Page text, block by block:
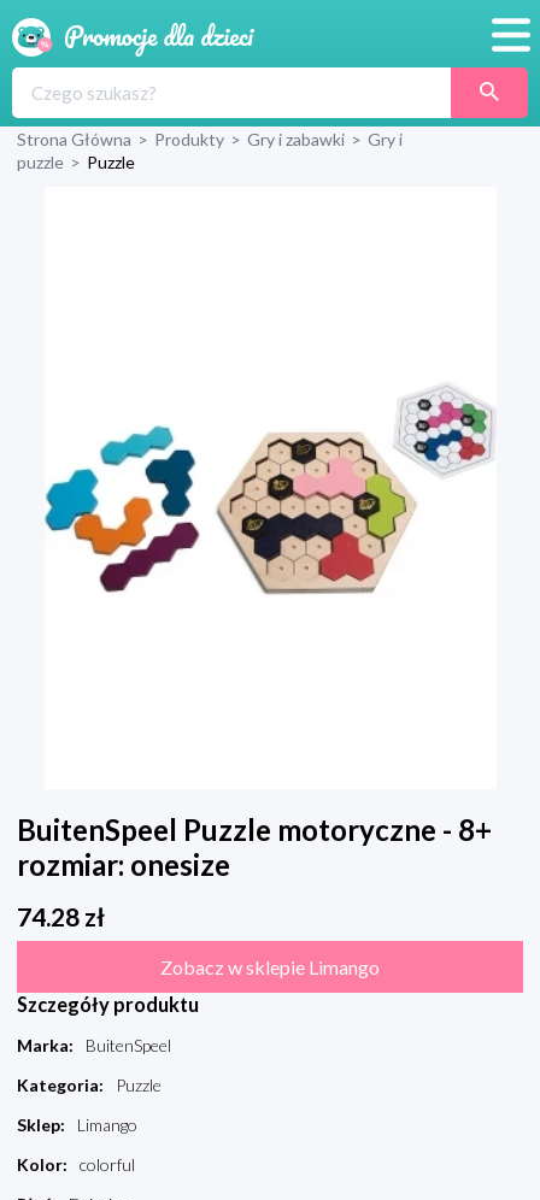
Produkty
Strona Główna > Produkty > Gry i zabawki > Gry i
puzzle > Puzzle
BuitenSpeel Puzzle motoryczne - 8+
rozmiar: onesize
74.28 zł
Zobacz w sklepie Limango
Szczegóły produktu
Marka:
BuitenSpeel
Kategoria:
Puzzle
Sklep:
Limango
Kolor:
colorful